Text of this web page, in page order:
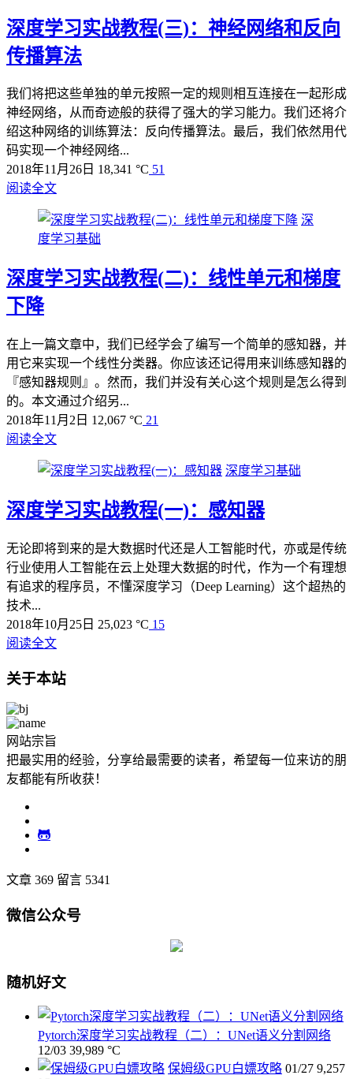
深度学习实战教程(三)：神经网络和反向
传播算法
我们将把这些单独的单元按照一定的规则相互连接在一起形成
神经网络，从而奇迹般的获得了强大的学习能力。我们还将介
绍这种网络的训练算法：反向传播算法。最后，我们依然用代
码实现一个神经网络...
2018年11月26日 18,341 °C 51
阅读全文
深
度学习基础
深度学习实战教程(二)：线性单元和梯度
下降
在上一篇文章中，我们已经学会了编写一个简单的感知器，并
用它来实现一个线性分类器。你应该还记得用来训练感知器的
『感知器规则』。然而，我们并没有关心这个规则是怎么得到
的。本文通过介绍另...
2018年11月2日 12,067 °C 21
阅读全文
深度学习基础
深度学习实战教程(一)：感知器
无论即将到来的是大数据时代还是人工智能时代，亦或是传统
行业使用人工智能在云上处理大数据的时代，作为一个有理想
有追求的程序员，不懂深度学习（Deep Learning）这个超热的
技术...
2018年10月25日 25,023 °C 15
阅读全文
关于本站
网站宗旨
把最实用的经验，分享给最需要的读者，希望每一位来访的朋
友都能有所收获！
文章 369 留言 5341
微信公众号
随机好文
Pytorch深度学习实战教程（二）：UNet语义分割网络
12/03 39,989 °C
保姆级GPU白嫖攻略 01/27 9,257